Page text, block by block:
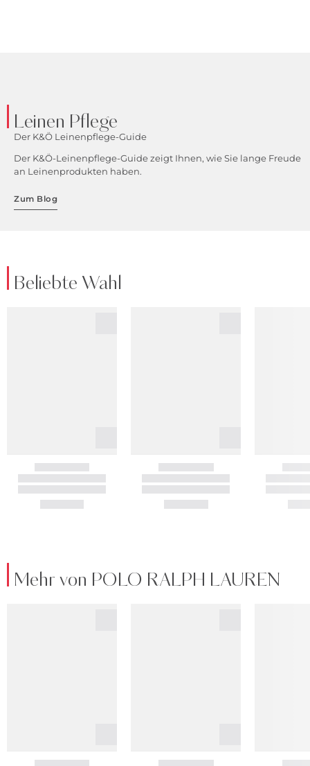
Leinen Pflege
Der K&Ö Leinenpflege-Guide
Der K&Ö-Leinenpflege-Guide zeigt Ihnen, wie Sie lange Freude
an Leinenprodukten haben.
Zum Blog
Beliebte Wahl
Mehr von POLO RALPH LAUREN